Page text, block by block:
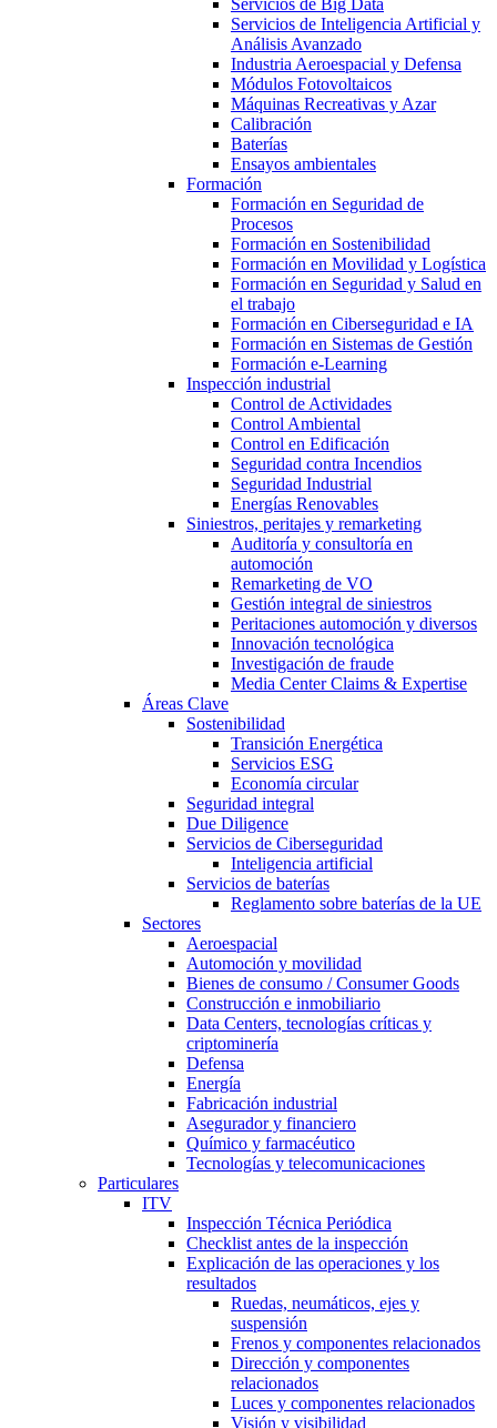
Servicios de Big Data
Servicios de Inteligencia Artificial y
Análisis Avanzado
Industria Aeroespacial y Defensa
Módulos Fotovoltaicos
Máquinas Recreativas y Azar
Calibración
Baterías
Ensayos ambientales
Formación
Formación en Seguridad de
Procesos
Formación en Sostenibilidad
Formación en Movilidad y Logística
Formación en Seguridad y Salud en
el trabajo
Formación en Ciberseguridad e IA
Formación en Sistemas de Gestión
Formación e-Learning
Inspección industrial
Control de Actividades
Control Ambiental
Control en Edificación
Seguridad contra Incendios
Seguridad Industrial
Energías Renovables
Siniestros, peritajes y remarketing
Auditoría y consultoría en
automoción
Remarketing de VO
Gestión integral de siniestros
Peritaciones automoción y diversos
Innovación tecnológica
Investigación de fraude
Media Center Claims & Expertise
Áreas Clave
Sostenibilidad
Transición Energética
Servicios ESG
Economía circular
Seguridad integral
Due Diligence
Servicios de Ciberseguridad
Inteligencia artificial
Servicios de baterías
Reglamento sobre baterías de la UE
Sectores
Aeroespacial
Automoción y movilidad
Bienes de consumo / Consumer Goods
Construcción e inmobiliario
Data Centers, tecnologías críticas y
criptominería
Defensa
Energía
Fabricación industrial
Asegurador y financiero
Químico y farmacéutico
Tecnologías y telecomunicaciones
Particulares
ITV
Inspección Técnica Periódica
Checklist antes de la inspección
Explicación de las operaciones y los
resultados
Ruedas, neumáticos, ejes y
suspensión
Frenos y componentes relacionados
Dirección y componentes
relacionados
Luces y componentes relacionados
Visión y visibilidad